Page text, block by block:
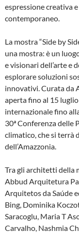
espressione creativa
contemporaneo.
La mostra “Side by
una mostra: è un
e visionari dell’arte e
esplorare soluzioni
innovativi. Curata da
aperta fino al 15
internazionale fino
30ª Conferenza delle
climatico, che si terrà
dell’Amazzonia.
Tra gli architetti della
Abbud Arquitetura
Arquitetos da Saúde
Bing, Dominika
Saracoglu, Maria T
Carvalho, Nashmia